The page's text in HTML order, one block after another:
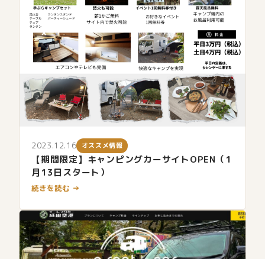
2023.12.16 オススメ情報
【期間限定】キャンピングカーサイトOPEN（1
月13日スタート）
続きを読む →